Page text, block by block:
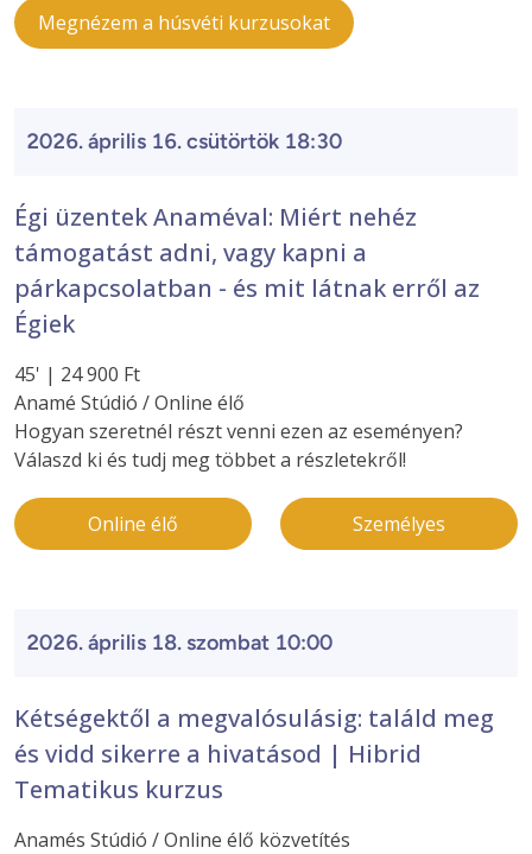
Megnézem a húsvéti kurzusokat
2026. április 16. csütörtök 18:30
Égi üzentek Anaméval: Miért nehéz
támogatást adni, vagy kapni a
párkapcsolatban - és mit látnak erről az
Égiek
45' | 24 900 Ft
Anamé Stúdió / Online élő
Hogyan szeretnél részt venni ezen az eseményen?
Válaszd ki és tudj meg többet a részletekről!
Online élő Személyes
2026. április 18. szombat 10:00
Kétségektől a megvalósulásig: találd meg
és vidd sikerre a hivatásod | Hibrid
Tematikus kurzus
Anamés Stúdió / Online élő közvetítés